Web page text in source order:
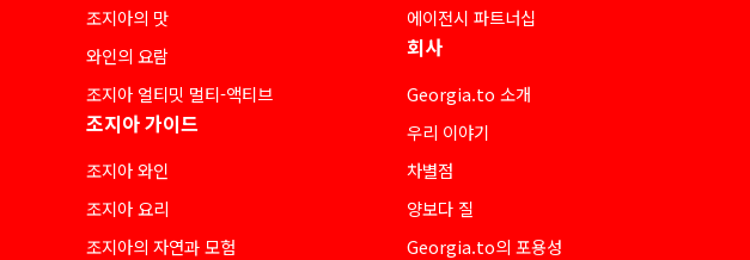
조지아의 맛
와인의 요람
조지아 얼티밋 멀티-액티브
조지아 가이드
조지아 와인
조지아 요리
조지아의 자연과 모험
에이전시 파트너십
회사
Georgia.to 소개
우리 이야기
차별점
양보다 질
Georgia.to의 포용성